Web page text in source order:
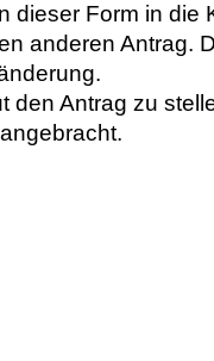
dieser Form in die
anderen Antrag.
den Antrag zu